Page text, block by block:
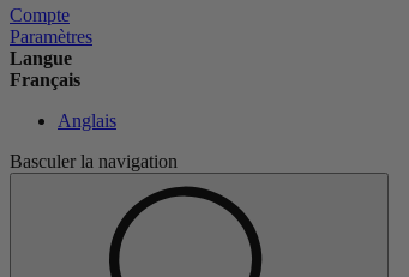
Compte
Paramètres
Langue
Français
Anglais
Basculer la navigation